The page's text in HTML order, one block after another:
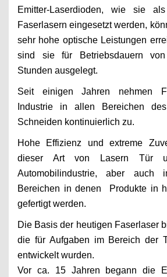
Emitter-Laserdioden, wie sie
Faserlasern eingesetzt werden,
sehr hohe optische Leistungen
sind sie für Betriebsdauern
Stunden ausgelegt.
Seit einigen Jahren nehmen
Industrie in allen Bereichen
Schneiden kontinuierlich zu.
Hohe Effizienz und extreme
dieser Art von Lasern Tür
Automobilindustrie, aber auch
Bereichen in denen Produkte in
gefertigt werden.
Die Basis der heutigen Faserlaser
die für Aufgaben im Bereich der
entwickelt wurden.
Vor ca. 15 Jahren begann die